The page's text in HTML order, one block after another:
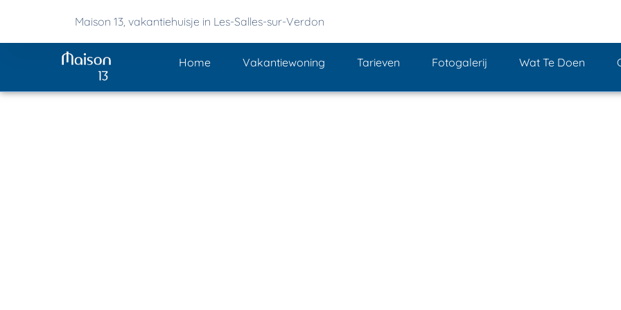
Maison 13, vakantiehuisje in Les-Salles-sur-Verdon
Home Vakantiewoning Tarieven Fotogalerij Wat Te Doen